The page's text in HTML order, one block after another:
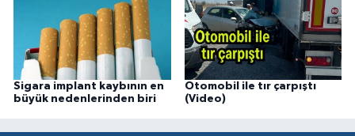
Sigara implant kaybının en
büyük nedenlerinden biri
Otomobil ile tır çarpıştı
(Video)